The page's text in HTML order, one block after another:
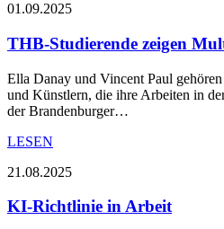
01.09.2025
THB-Studierende zeigen
Ella Danay und Vincent Paul
und Künstlern, die ihre Arbeiten in
der Brandenburger…
LESEN
21.08.2025
KI-Richtlinie in Arbeit